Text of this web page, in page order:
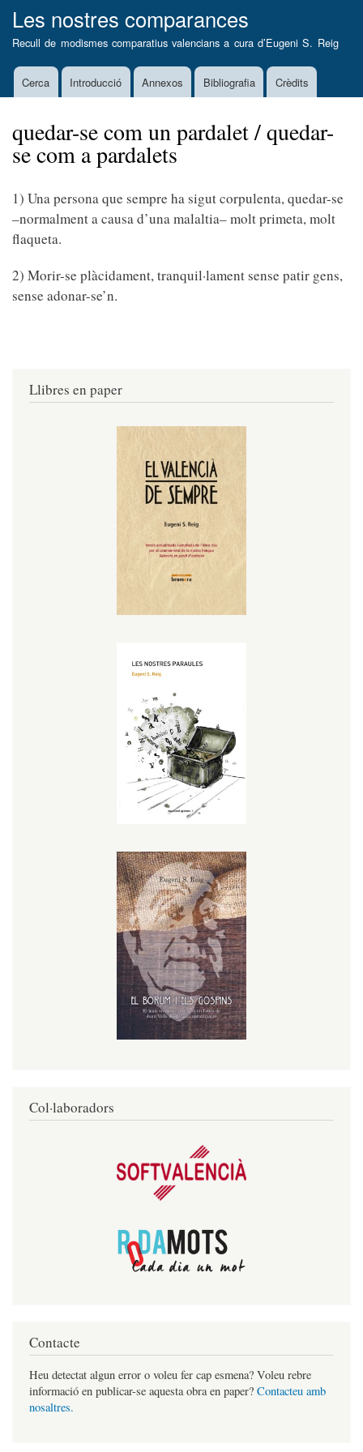
al
contingut
Les nostres comparances
Recull de modismes comparatius valencians a cura d’Eugeni S. Reig
MainCerca Introducció Annexos Bibliografia Crèdits
quedar-se com un pardalet / quedar-
se com a pardalets
1) Una persona que sempre ha sigut corpulenta, quedar-se
–normalment a causa d’una malaltia– molt primeta, molt
flaqueta.
2) Morir-se plàcidament, tranquil·lament sense patir gens,
sense adonar-se’n.
Llibres en paper
Col·laboradors
Contacte
Heu detectat algun error o voleu fer cap esmena? Voleu rebre
informació en publicar-se aquesta obra en paper? Contacteu amb
nosaltres.